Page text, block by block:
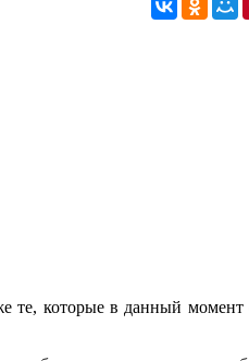
те, которые в данный момент